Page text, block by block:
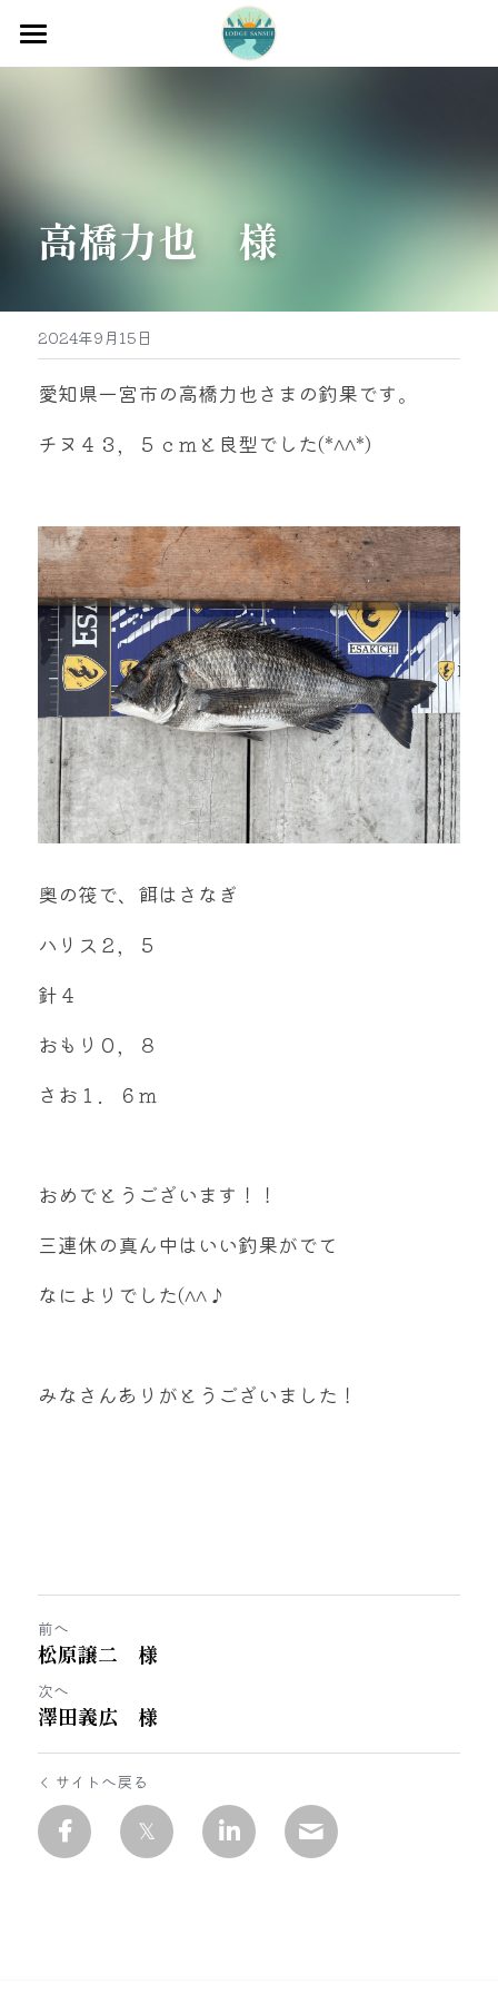
ホーム
牡蠣販売
グッズ販売
駐車場
お問い合わせ
mtok0617love@yahoo.co.jp
お問い合わせ
高橋力也　様
2024年9月15日
愛知県一宮市の高橋力也さまの釣果です。
チヌ４３，５ｃｍと良型でした(*^^*)
奥の筏で、餌はさなぎ
ハリス２，５
針４
おもり０，８
さお１．６ｍ
おめでとうございます！！
三連休の真ん中はいい釣果がでて
なによりでした(^^♪
みなさんありがとうございました！
前へ
松原譲二 様
次へ
澤田義広 様
サイトへ戻る